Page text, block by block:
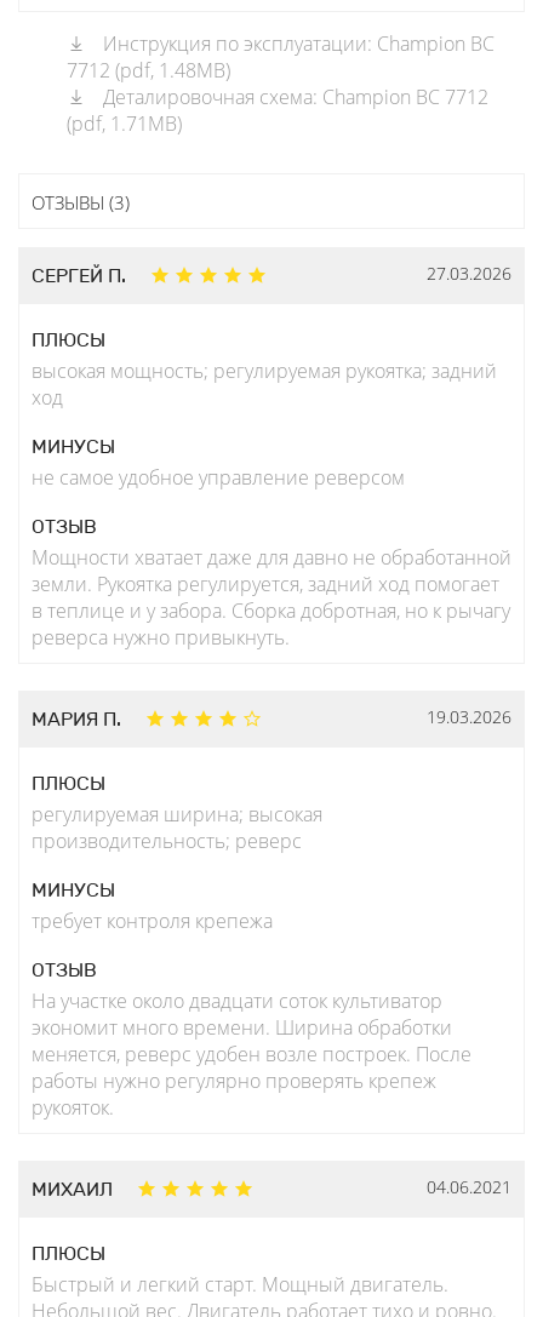
Инструкция по эксплуатации: Champion ВC
7712 (pdf, 1.48MB)
Деталировочная схема: Champion ВC 7712
(pdf, 1.71MB)
ОТЗЫВЫ (3)
СЕРГЕЙ П. 27.03.2026
ПЛЮСЫ
высокая мощность; регулируемая рукоятка; задний
ход
МИНУСЫ
не самое удобное управление реверсом
ОТЗЫВ
Мощности хватает даже для давно не обработанной
земли. Рукоятка регулируется, задний ход помогает
в теплице и у забора. Сборка добротная, но к рычагу
реверса нужно привыкнуть.
МАРИЯ П. 19.03.2026
ПЛЮСЫ
регулируемая ширина; высокая
производительность; реверс
МИНУСЫ
требует контроля крепежа
ОТЗЫВ
На участке около двадцати соток культиватор
экономит много времени. Ширина обработки
меняется, реверс удобен возле построек. После
работы нужно регулярно проверять крепеж
рукояток.
МИХАИЛ 04.06.2021
ПЛЮСЫ
Быстрый и легкий старт. Мощный двигатель.
Небольшой вес. Двигатель работает тихо и ровно.